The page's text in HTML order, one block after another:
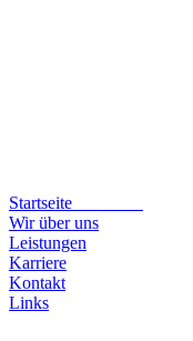
Startseite
Wir über uns
Leistungen
Karriere
Kontakt
Links